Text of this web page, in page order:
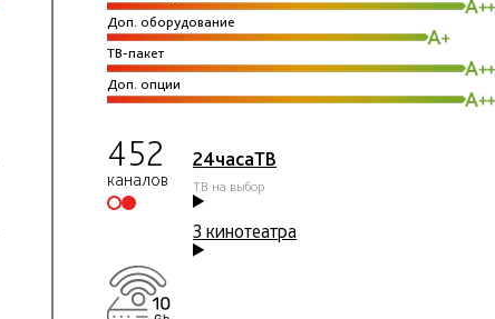
Доп. оборудование
ТВ-пакет
Доп. опции
452
каналов
24часаТВ
ТВ на выбор
3 кинотеатра